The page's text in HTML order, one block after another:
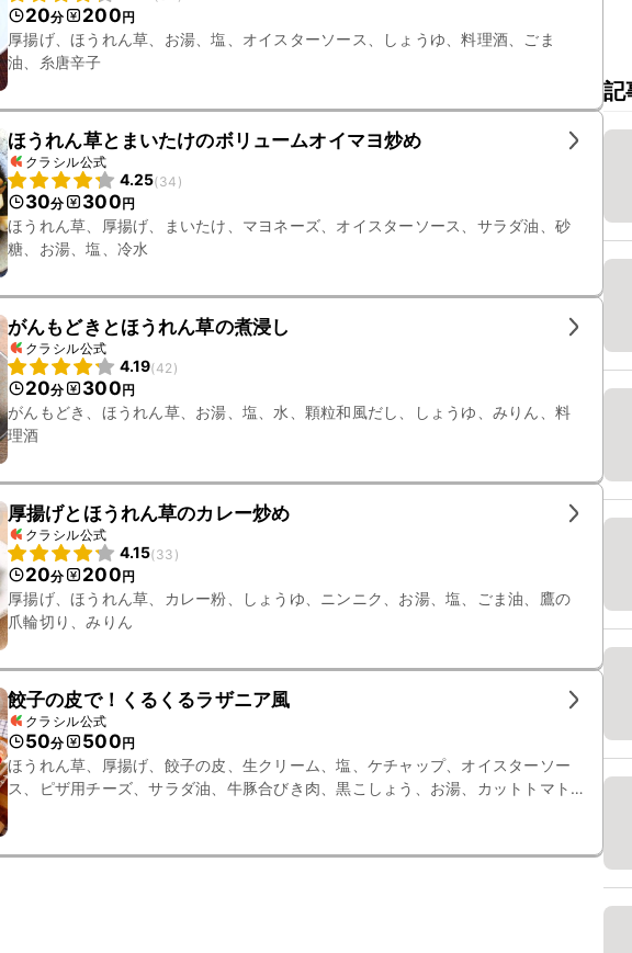
20分 200円
厚揚げ、ほうれん草、お湯、塩、オイスターソース、しょうゆ、料理酒、ごま
油、糸唐辛子
ほうれん草とまいたけのボリュームオイマヨ炒め
クラシル公式
4.25(34 )
30分 300円
ほうれん草、厚揚げ、まいたけ、マヨネーズ、オイスターソース、サラダ油、砂
糖、お湯、塩、冷水
がんもどきとほうれん草の煮浸し
クラシル公式
4.19(42 )
20分 300円
がんもどき、ほうれん草、お湯、塩、水、顆粒和風だし、しょうゆ、みりん、料
理酒
厚揚げとほうれん草のカレー炒め
クラシル公式
4.15(33 )
20分 200円
厚揚げ、ほうれん草、カレー粉、しょうゆ、ニンニク、お湯、塩、ごま油、鷹の
爪輪切り、みりん
餃子の皮で！くるくるラザニア風
クラシル公式
50分 500円
ほうれん草、厚揚げ、餃子の皮、生クリーム、塩、ケチャップ、オイスターソー
ス、ピザ用チーズ、サラダ油、牛豚合びき肉、黒こしょう、お湯、カットトマト
記